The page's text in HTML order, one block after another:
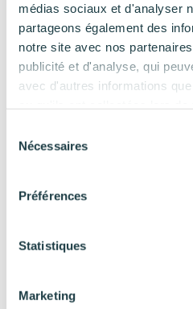
médias sociaux et d'analyser
partageons également des
notre site avec nos
publicité et d'analyse, qui
avec d'autres informations
Nécessaires
Préférences
Statistiques
Marketing
comment y
cuisinistes que
s’étaient contentés
précédente. Merci
notre nouvelle